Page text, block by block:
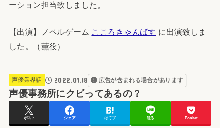
ーション担当致しました。
【出演】ノベルゲーム こころきゃんばす に出演致しま
した。（薫役）
声優業界話 2022.01.18 広告が含まれる場合があります
声優事務所にクビってあるの？
ポスト シェア はてブ 送る Pocket